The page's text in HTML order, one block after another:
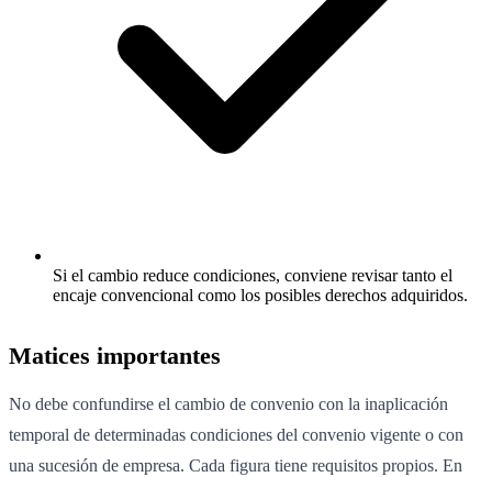
Si el cambio reduce condiciones, conviene revisar tanto el
encaje convencional como los posibles derechos adquiridos.
Matices importantes
No debe confundirse el cambio de convenio con la inaplicación
temporal de determinadas condiciones del convenio vigente o con
una sucesión de empresa. Cada figura tiene requisitos propios. En